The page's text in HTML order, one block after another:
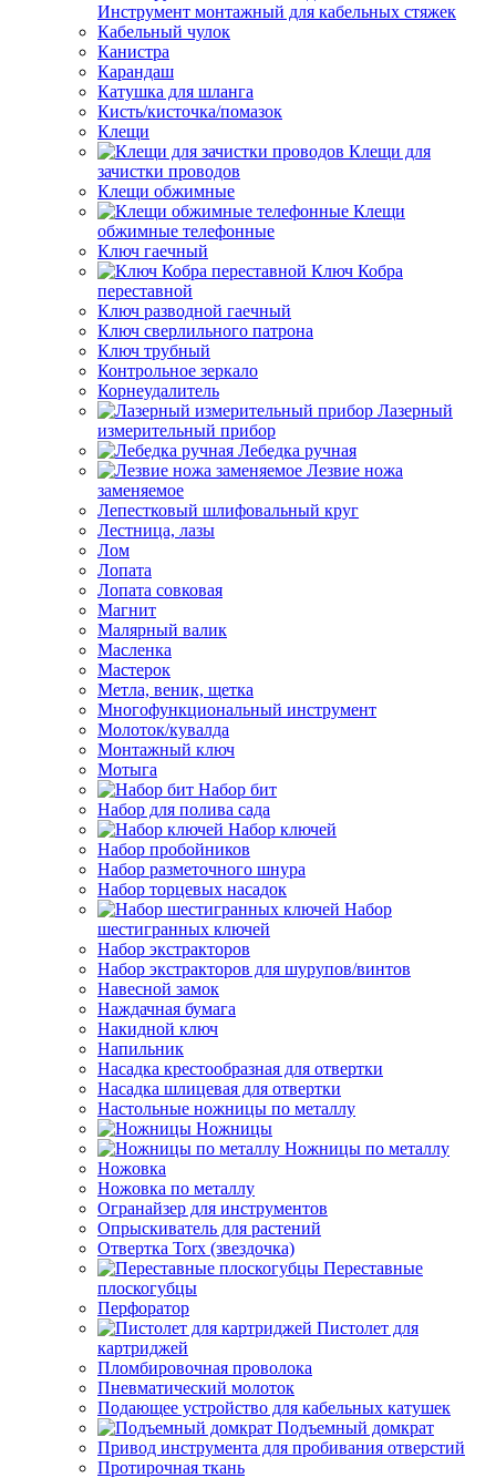
Инструмент монтажный для кабельных стяжек
Кабельный чулок
Канистра
Карандаш
Катушка для шланга
Кисть/кисточка/помазок
Клещи
Клещи для
зачистки проводов
Клещи обжимные
Клещи
обжимные телефонные
Ключ гаечный
Ключ Кобра
переставной
Ключ разводной гаечный
Ключ сверлильного патрона
Ключ трубный
Контрольное зеркало
Корнеудалитель
Лазерный
измерительный прибор
Лебедка ручная
Лезвие ножа
заменяемое
Лепестковый шлифовальный круг
Лестница, лазы
Лом
Лопата
Лопата совковая
Магнит
Малярный валик
Масленка
Мастерок
Метла, веник, щетка
Многофункциональный инструмент
Молоток/кувалда
Монтажный ключ
Мотыга
Набор бит
Набор для полива сада
Набор ключей
Набор пробойников
Набор разметочного шнура
Набор торцевых насадок
Набор
шестигранных ключей
Набор экстракторов
Набор экстракторов для шурупов/винтов
Навесной замок
Наждачная бумага
Накидной ключ
Напильник
Насадка крестообразная для отвертки
Насадка шлицевая для отвертки
Настольные ножницы по металлу
Ножницы
Ножницы по металлу
Ножовка
Ножовка по металлу
Огранайзер для инструментов
Опрыскиватель для растений
Отвертка Torx (звездочка)
Переставные
плоскогубцы
Перфоратор
Пистолет для
картриджей
Пломбировочная проволока
Пневматический молоток
Подающее устройство для кабельных катушек
Подъемный домкрат
Привод инструмента для пробивания отверстий
Протирочная ткань